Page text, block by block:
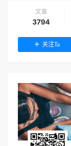
文章
3794
关注Ta